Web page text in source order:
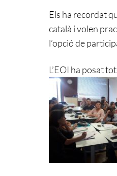
Els ha recordat
català i volen
l’opció de
L’EOI ha posat